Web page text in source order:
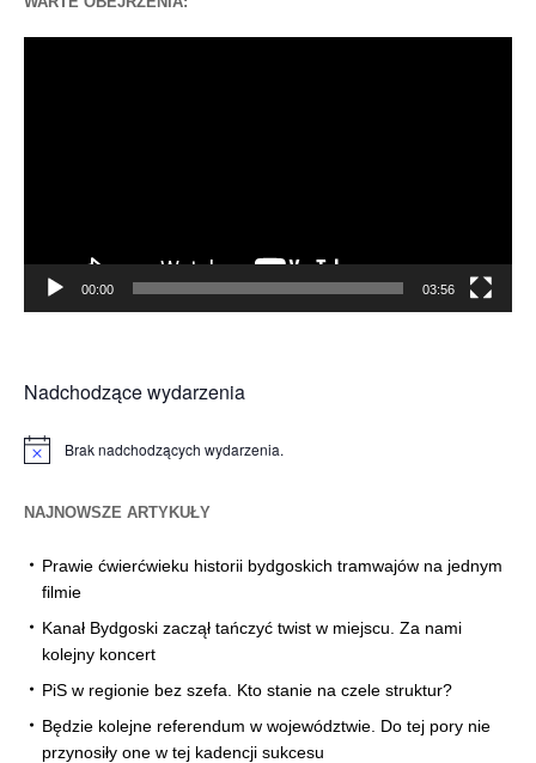
00:00 03:56
Nadchodzące wydarzenia
Powiadomienie
Brak nadchodzących wydarzenia.
NAJNOWSZE ARTYKUŁY
Prawie ćwierćwieku historii bydgoskich tramwajów na jednym
filmie
Kanał Bydgoski zaczął tańczyć twist w miejscu. Za nami
kolejny koncert
PiS w regionie bez szefa. Kto stanie na czele struktur?
Będzie kolejne referendum w województwie. Do tej pory nie
przynosiły one w tej kadencji sukcesu